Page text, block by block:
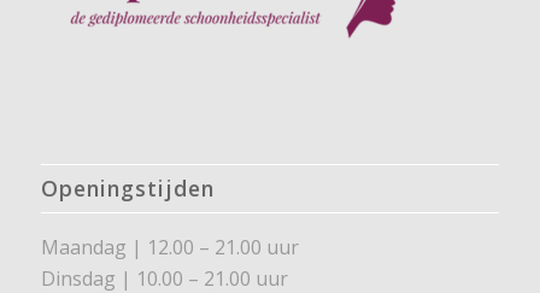
Openingstijden
Maandag | 12.00 – 21.00 uur
Dinsdag | 10.00 – 21.00 uur